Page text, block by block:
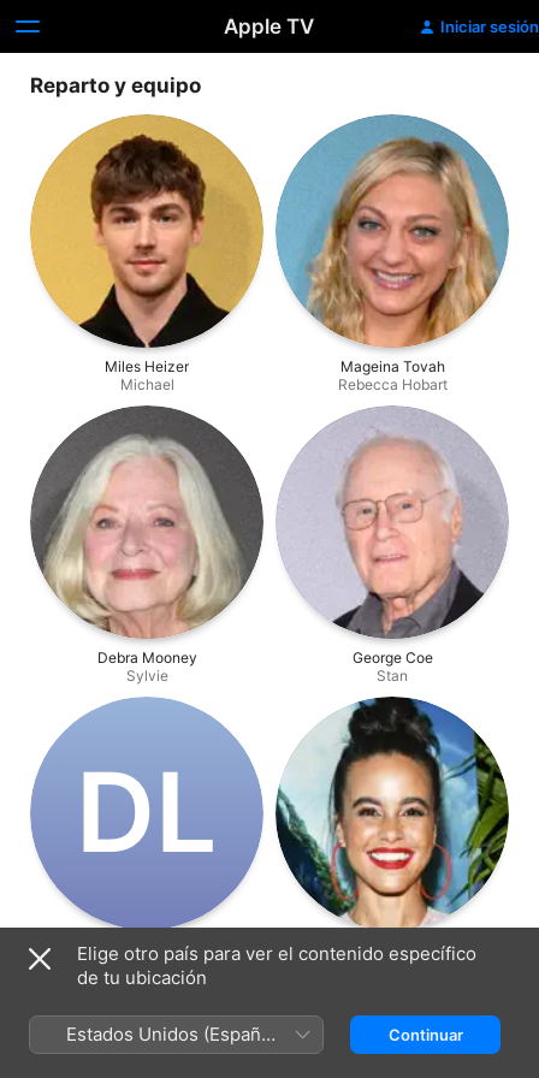
Apple TV Iniciar sesión
Reparto y equipo
Miles Heizer
Michael
Mageina Tovah
Rebecca Hobart
Debra Mooney
Sylvie
George Coe
Stan
D‌L
Dinah Lenney
Mrs. Hobart
Parisa Fitz-Henley
Cami Davis
Elige otro país para ver el contenido específico
de tu ubicación
Estados Unidos (Español
México)
Continuar